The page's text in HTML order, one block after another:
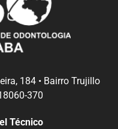
184 • Bairro Trujillo
370
Técnico